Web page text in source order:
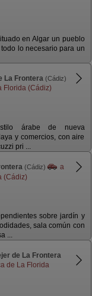
en Algar un pueblo
lo necesario para un
La Frontera (Cádiz)
Florida (Cádiz)
árabe de nueva
y comercios, con aire
pri ...
(Cádiz)
a
(Cádiz)
sobre jardín y
sala común con
...
de La Frontera
de La Florida